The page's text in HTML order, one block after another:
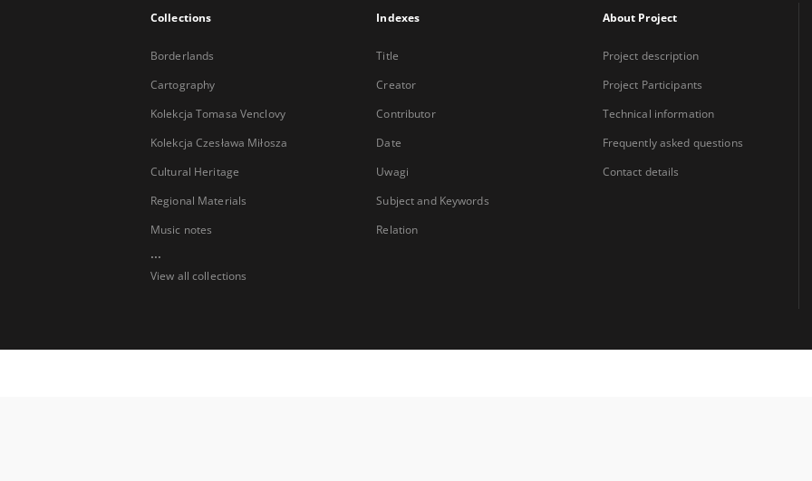
Collections
Borderlands
Cartography
Kolekcja Tomasa Venclovy
Kolekcja Czesława Miłosza
Cultural Heritage
Regional Materials
Music notes
...
View all collections
Indexes
Title
Creator
Contributor
Date
Uwagi
Subject and Keywords
Relation
About Project
Project description
Project Participants
Technical information
Frequently asked questions
Contact details